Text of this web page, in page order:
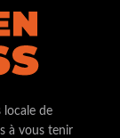
locale de
à vous tenir